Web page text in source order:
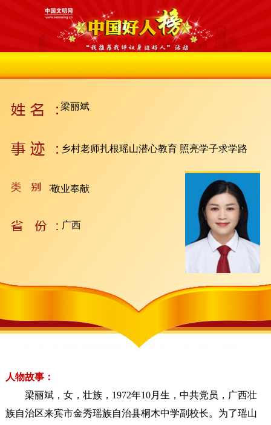
梁丽斌
乡村老师扎根瑶山潜心教育 照亮学子求学路
敬业奉献
广西
人物故事：
梁丽斌，女，壮族，1972年10月生，中共党员，广西壮
族自治区来宾市金秀瑶族自治县桐木中学副校长。为了瑶山